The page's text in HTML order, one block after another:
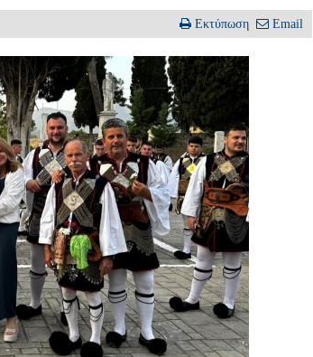
Εκτύπωση Email